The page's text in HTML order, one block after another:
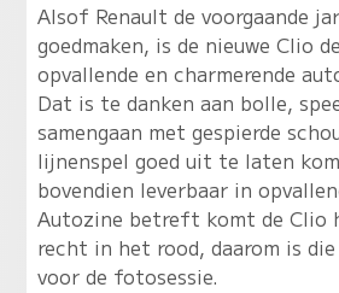
Alsof Renault de voorgaande
goedmaken, is de nieuwe Clio
opvallende en charmerende
Dat is te danken aan bolle,
samengaan met gespierde
lijnenspel goed uit te laten
bovendien leverbaar in
Autozine betreft komt de Clio
recht in het rood, daarom is
voor de fotosessie.